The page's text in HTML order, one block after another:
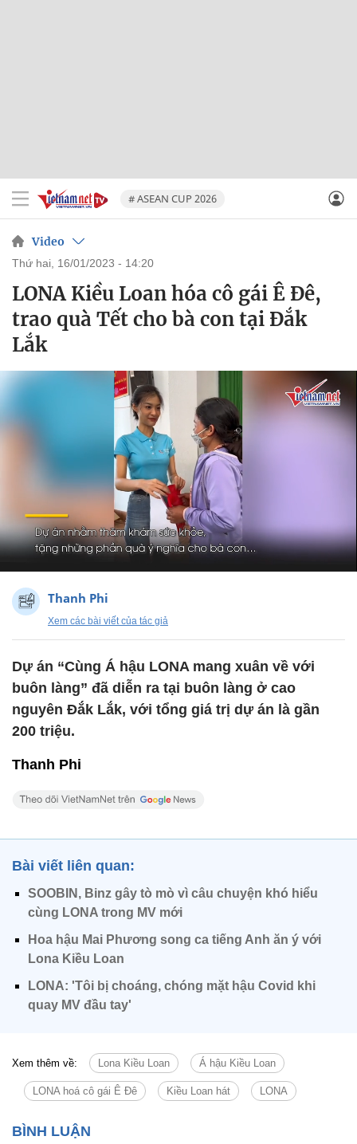
# ASEAN CUP 2026
Video
thứ hai, 16/01/2023 - 14:20
LONA Kiều Loan hóa cô gái Ê Đê,
trao quà Tết cho bà con tại Đắk
Lắk
Thanh Phi
Xem các bài viết của tác giả
Dự án “Cùng Á hậu LONA mang xuân về với
buôn làng” đã diễn ra tại buôn làng ở cao
nguyên Đắk Lắk, với tổng giá trị dự án là gần
200 triệu.
Thanh Phi
Bài viết liên quan:
SOOBIN, Binz gây tò mò vì câu chuyện khó hiểu
cùng LONA trong MV mới
Hoa hậu Mai Phương song ca tiếng Anh ăn ý với
Lona Kiều Loan
LONA: 'Tôi bị choáng, chóng mặt hậu Covid khi
quay MV đầu tay'
Xem thêm về: Lona Kiều Loan Á hậu Kiều Loan
LONA hoá cô gái Ê Đê Kiều Loan hát LONA